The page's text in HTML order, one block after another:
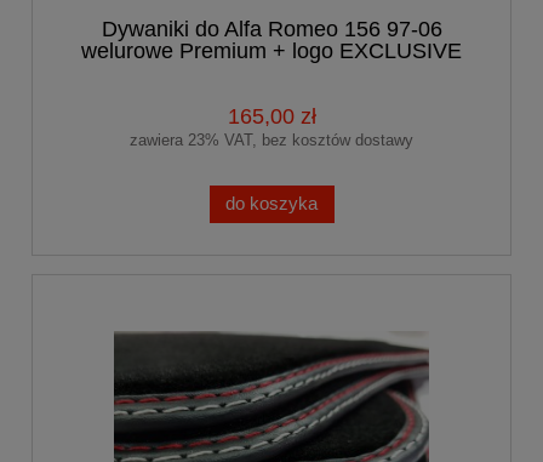
Dywaniki do Alfa Romeo 156 97-06
welurowe Premium + logo EXCLUSIVE
165,00 zł
zawiera 23% VAT, bez kosztów dostawy
do koszyka